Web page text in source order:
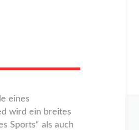
eines
wird ein breites
Sports“ als auch